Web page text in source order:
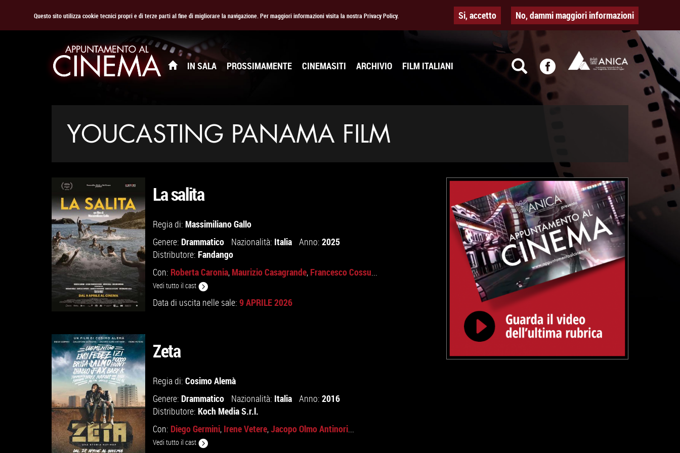
Questo sito utilizza cookie tecnici propri e di terze parti al fine di migliorare la navigazione. Per maggiori informazioni visita la nostra Privacy Policy. Si, accetto No, dammi maggiori informazioni
IN SALA PROSSIMAMENTE CINEMASITI ARCHIVIO FILM ITALIANI
YOUCASTING PANAMA FILM
GUARDA IL TRAILER
TROVA IL CINEMA
VAI ALLA SCHEDA
La salita
Regia di: Massimiliano Gallo
Genere: Drammatico Nazionalità: Italia Anno: 2025
Distributore: Fandango
Con: Roberta Caronia, Maurizio Casagrande, Francesco Cossu...
Vedi tutto il cast
Data di uscita nelle sale: 9 APRILE 2026
Zeta
Regia di: Cosimo Alemà
Genere: Drammatico Nazionalità: Italia Anno: 2016
Distributore: Koch Media S.r.l.
Con: Diego Germini, Irene Vetere,Jacopo Olmo Antinori...
Vedi tutto il cast